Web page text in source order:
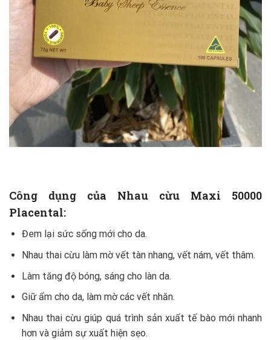
Công dụng của Nhau cừu Maxi 50000
Placental:
Đem lại sức sống mới cho da.
Nhau thai cừu làm mờ vết tàn nhang, vết nám, vết thâm.
Làm tăng độ bóng, sáng cho làn da.
Giữ ẩm cho da, làm mờ các vết nhăn.
Nhau thai cừu giúp quá trình sản xuất tế bào mới nhanh
hơn và giảm sự xuất hiện sẹo.